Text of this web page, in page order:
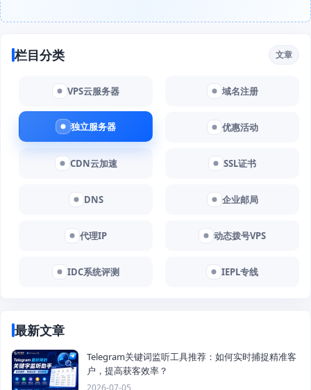
栏目分类 文章
VPS云服务器 域名注册
独立服务器 优惠活动
CDN云加速 SSL证书
DNS 企业邮局
代理IP 动态拨号VPS
IDC系统评测 IEPL专线
最新文章
Telegram关键词监听工具推荐：如何实时捕捉精准客
户，提高获客效率？